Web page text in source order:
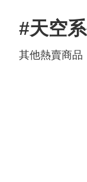
#天空
其他熱賣商品